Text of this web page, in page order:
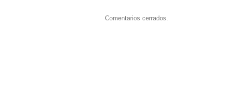
Comentarios cerrados.